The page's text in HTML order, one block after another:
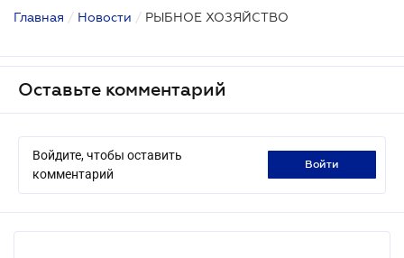
Главная / Новости / РЫБНОЕ ХОЗЯЙСТВО
Оставьте комментарий
Войдите, чтобы оставить
комментарий
войти